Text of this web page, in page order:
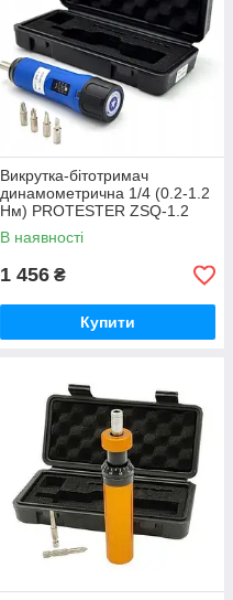
Викрутка-бітотримач
динамометрична 1/4 (0.2-1.2
Нм) PROTESTER ZSQ-1.2
В наявності
1 456 ₴
Купити